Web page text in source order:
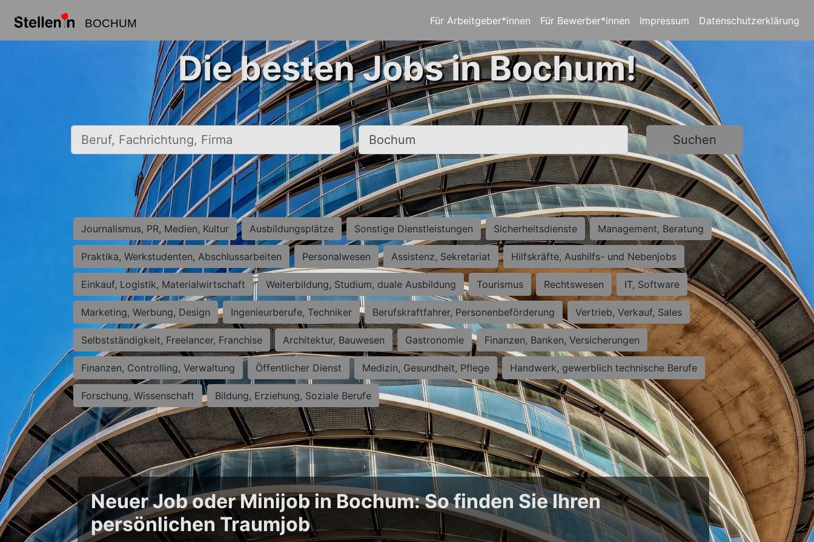
BOCHUM Für Arbeitgeber*innen Für Bewerber*innen Impressum Datenschutzerklärung
Die besten Jobs in Bochum!
Beruf, Fachrichtung, Firma Ort, Stadt Suchen
Journalismus, PR, Medien, Kultur Ausbildungsplätze Sonstige Dienstleistungen Sicherheitsdienste Management, Beratung
Praktika, Werkstudenten, Abschlussarbeiten Personalwesen Assistenz, Sekretariat Hilfskräfte, Aushilfs- und Nebenjobs
Einkauf, Logistik, Materialwirtschaft Weiterbildung, Studium, duale Ausbildung Tourismus Rechtswesen IT, Software
Marketing, Werbung, Design Ingenieurberufe, Techniker Berufskraftfahrer, Personenbeförderung Vertrieb, Verkauf, Sales
Selbstständigkeit, Freelancer, Franchise Architektur, Bauwesen Gastronomie Finanzen, Banken, Versicherungen
Finanzen, Controlling, Verwaltung Öffentlicher Dienst Medizin, Gesundheit, Pflege Handwerk, gewerblich technische Berufe
Forschung, Wissenschaft Bildung, Erziehung, Soziale Berufe
Neuer Job oder Minijob in Bochum: So finden Sie Ihren
persönlichen Traumjob